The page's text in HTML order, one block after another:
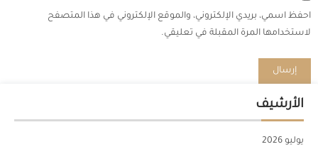
احفظ اسمي، بريدي الإلكتروني، والموقع الإلكتروني في هذا المتصفح
لاستخدامها المرة المقبلة في تعليقي.
الأرشيف
يوليو 2026